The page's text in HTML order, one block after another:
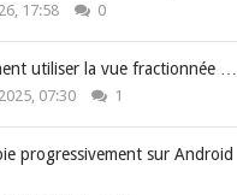
17:58 0
utiliser la vue fractionnée …
07:30 1
progressivement sur Android